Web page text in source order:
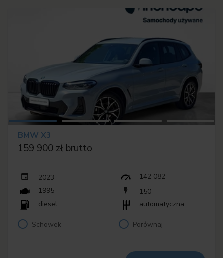
BMW X3
159 900 zł brutto
2023
142 082
1995
150
diesel
automatyczna
Schowek Porównaj